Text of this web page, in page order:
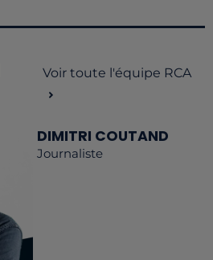
Voir toute l'équipe RCA
DIMITRI COUTAND
Journaliste